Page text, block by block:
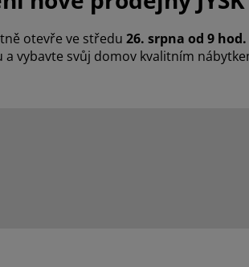
otevře ve středu 26. srpna od 9 hod.
vybavte svůj domov kvalitním